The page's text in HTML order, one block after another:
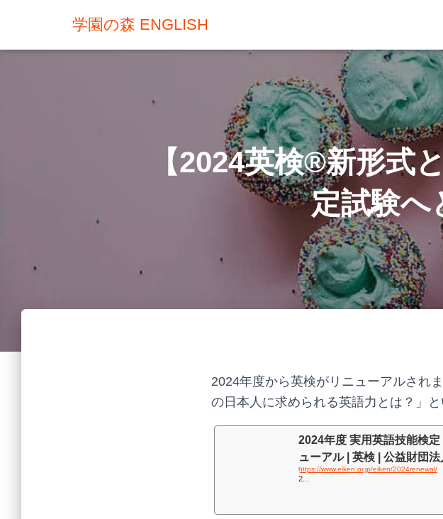
学園の森 ENGLISH
【2024英検®新形式
定試験へ
2024年度から英検がリニューアルされ
の日本人に求められる英語力とは？」
2024年度 実用英語技能検
ューアル | 英検 | 公益財団法
https://www.eiken.or.jp/eiken/2024renewal/
2...